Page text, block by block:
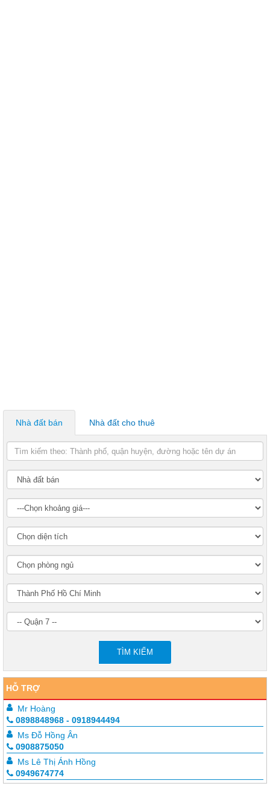
Nhà đất bán Nhà đất cho thuê
TÌM KIẾM
HỖ TRỢ
Mr Hoàng
0898848968 - 0918944494
Ms Đỗ Hồng Ân
0908875050
Ms Lê Thị Ánh Hồng
0949674774